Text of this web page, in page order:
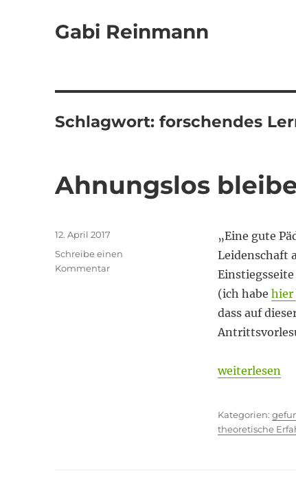
Gabi Reinmann
Schlagwort:forschendes
Ahnungslos
„Eine gute
Leidenschaft
Einstiegsseite
(ich habe hier
dass auf
„Ahnungslos
weiterlesen
theoretische
Veröffentlicht
am
12. April 2017
Schreibe einen
Kommentarzu